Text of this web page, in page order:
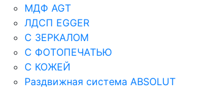
МДФ AGT
ЛДСП EGGER
С ЗЕРКАЛОМ
С ФОТОПЕЧАТЬЮ
С КОЖЕЙ
Раздвижная система ABSOLUT